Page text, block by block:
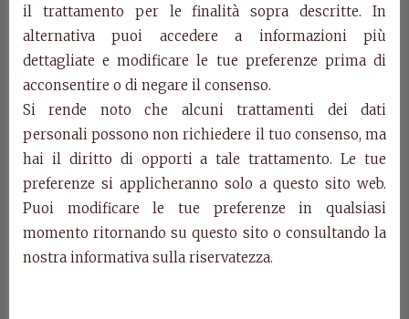
cm. w.46 d.53 h. 93,5
Categories: Marco Polo Collection,Products
Related Products
il trattamento per le finalità sopra descritte. In
alternativa puoi accedere a informazioni più
dettagliate e modificare le tue preferenze prima di
acconsentire o di negare il consenso.
Si rende noto che alcuni trattamenti dei dati
personali possono non richiedere il tuo consenso, ma
hai il diritto di opporti a tale trattamento. Le tue
preferenze si applicheranno solo a questo sito web.
Puoi modificare le tue preferenze in qualsiasi
momento ritornando su questo sito o consultando la
nostra informativa sulla riservatezza.